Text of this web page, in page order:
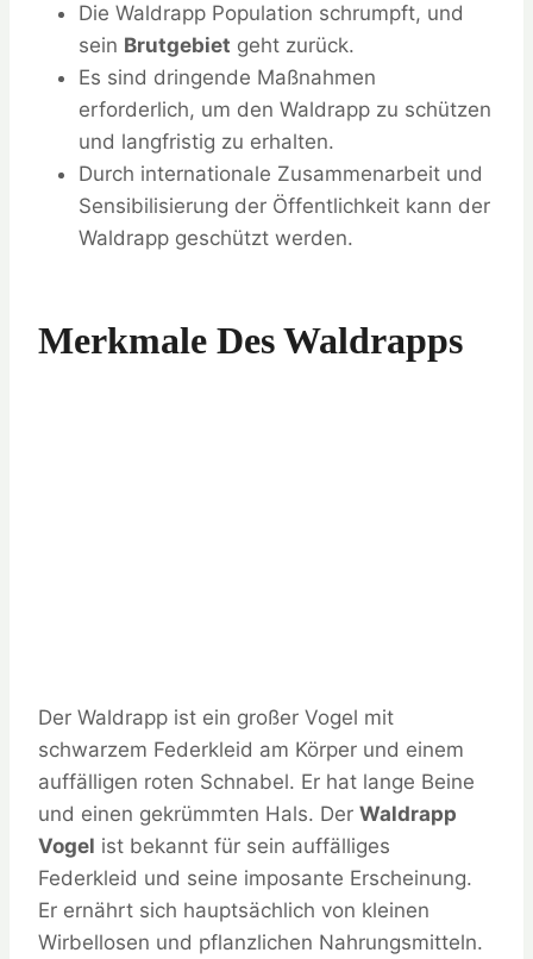
Die Waldrapp Population schrumpft, und
sein Brutgebiet geht zurück.
Es sind dringende Maßnahmen
erforderlich, um den Waldrapp zu schützen
und langfristig zu erhalten.
Durch internationale Zusammenarbeit und
Sensibilisierung der Öffentlichkeit kann der
Waldrapp geschützt werden.
Merkmale Des Waldrapps
Der Waldrapp ist ein großer Vogel mit
schwarzem Federkleid am Körper und einem
auffälligen roten Schnabel. Er hat lange Beine
und einen gekrümmten Hals. Der Waldrapp
Vogel ist bekannt für sein auffälliges
Federkleid und seine imposante Erscheinung.
Er ernährt sich hauptsächlich von kleinen
Wirbellosen und pflanzlichen Nahrungsmitteln.